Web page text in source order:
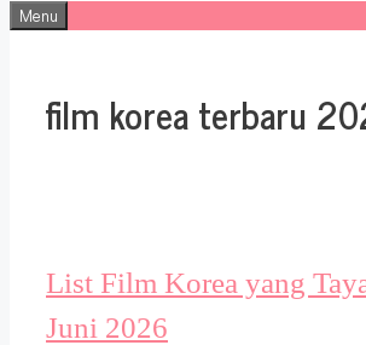
Menu
film korea terbaru
List Film Korea yang
Juni 2026